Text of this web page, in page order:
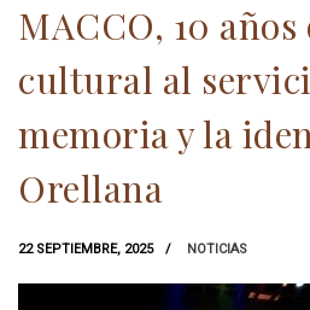
MACCO, 10
cultural al
memoria y la
Orellana
22 SEPTIEMBRE, 2025 NOTICIAS